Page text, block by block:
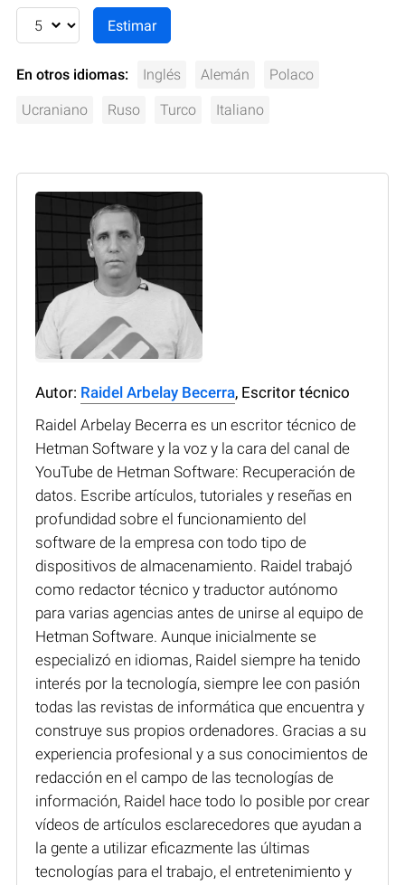
En otros idiomas: Inglés Alemán Polaco
Ucraniano Ruso Turco Italiano
Autor: Raidel Arbelay Becerra, Escritor técnico
Raidel Arbelay Becerra es un escritor técnico de
Hetman Software y la voz y la cara del canal de
YouTube de Hetman Software: Recuperación de
datos. Escribe artículos, tutoriales y reseñas en
profundidad sobre el funcionamiento del
software de la empresa con todo tipo de
dispositivos de almacenamiento. Raidel trabajó
como redactor técnico y traductor autónomo
para varias agencias antes de unirse al equipo de
Hetman Software. Aunque inicialmente se
especializó en idiomas, Raidel siempre ha tenido
interés por la tecnología, siempre lee con pasión
todas las revistas de informática que encuentra y
construye sus propios ordenadores. Gracias a su
experiencia profesional y a sus conocimientos de
redacción en el campo de las tecnologías de
información, Raidel hace todo lo posible por crear
vídeos de artículos esclarecedores que ayudan a
la gente a utilizar eficazmente las últimas
tecnologías para el trabajo, el entretenimiento y